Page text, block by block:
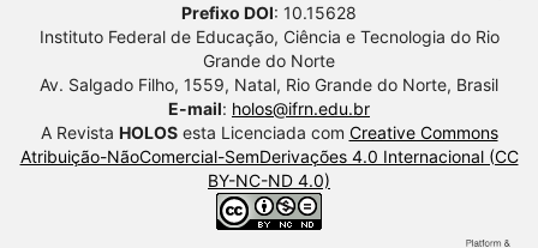
Prefixo DOI: 10.15628
Instituto Federal de Educação, Ciência e Tecnologia do Rio
Grande do Norte
Av. Salgado Filho, 1559, Natal, Rio Grande do Norte, Brasil
E-mail: holos@ifrn.edu.br
A Revista HOLOSesta Licenciada com Creative Commons
Atribuição-NãoComercial-SemDerivações 4.0 Internacional (CC
BY-NC-ND 4.0)